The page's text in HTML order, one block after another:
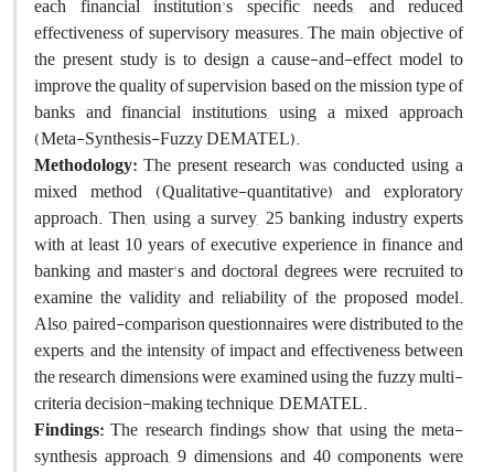
effectiveness of supervisory measures. The main objective of
the present study is to design a cause-and-effect model to
improve the quality of supervision based on the mission type of
banks and financial institutions, using a mixed approach
(Meta-Synthesis-Fuzzy DEMATEL).
Methodology: The present research was conducted using a
mixed method (Qualitative-quantitative) and exploratory
approach. Then, using a survey, 25 banking industry experts
with at least 10 years of executive experience in finance and
banking and master's and doctoral degrees were recruited to
examine the validity and reliability of the proposed model.
Also, paired-comparison questionnaires were distributed to the
experts, and the intensity of impact and effectiveness between
the research dimensions were examined using the fuzzy multi-
criteria decision-making technique, DEMATEL.
Findings: The research findings show that using the meta-
synthesis approach, 9 dimensions and 40 components were